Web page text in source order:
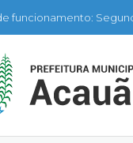
funcionamento: